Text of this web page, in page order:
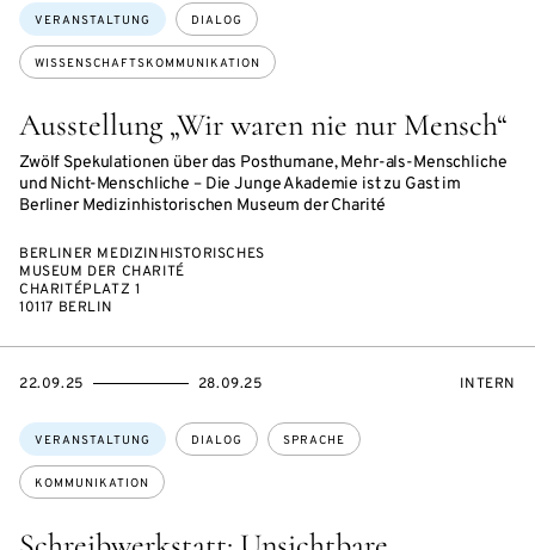
Ausstellung „Wir waren nie nur Mensch“
Zwölf Spekulationen über das Posthumane, Mehr-als-Menschliche
und Nicht-Menschliche – Die Junge Akademie ist zu Gast im
Berliner Medizinhistorischen Museum der Charité
Themen:
VERANSTALTUNG DIALOG
WISSENSCHAFTSKOMMUNIKATION
BERLINER MEDIZINHISTORISCHES
MUSEUM DER CHARITÉ
CHARITÉPLATZ 1
10117 BERLIN
Themen:
VERANSTALTUNG DIALOG SPRACHE
KOMMUNIKATION
EVENTBEGINSON
22.09.25
EVENTENDSON 28.09.25 INTERN